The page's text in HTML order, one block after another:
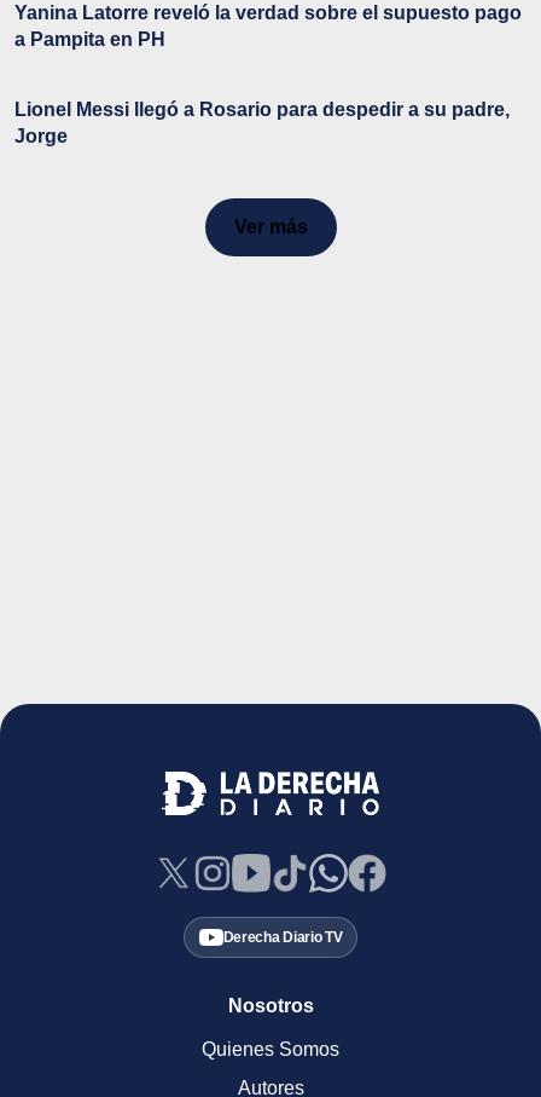
Yanina Latorre reveló la verdad sobre el supuesto pago
a Pampita en PH
Lionel Messi llegó a Rosario para despedir a su padre,
Jorge
Ver más
Derecha Diario TV
Nosotros
Quienes Somos
Autores